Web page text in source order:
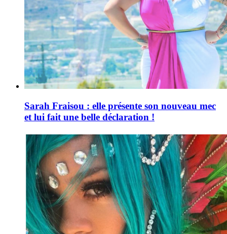
Sarah Fraisou : elle présente son nouveau mec
et lui fait une belle déclaration !